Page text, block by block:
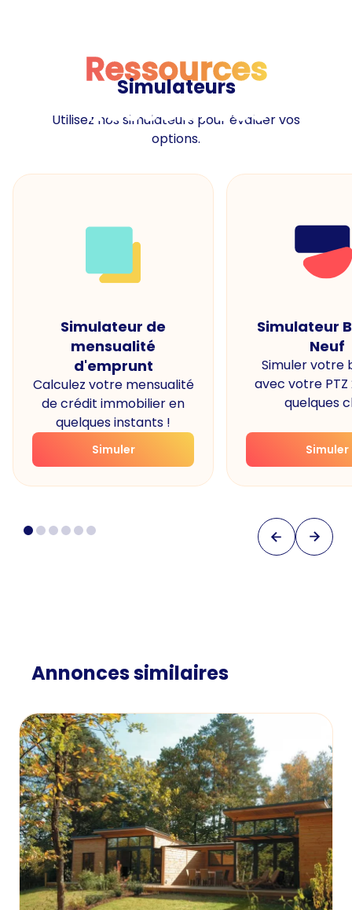
Ressources
Ressources
Simulateurs
Utilisez nos simulateurs pour évaluer vos
options.
Simulateur de
mensualité
d'emprunt
Calculez votre mensualité
de crédit immobilier en
quelques instants !
Simuler
Simulateur
Neuf
Simuler votre
avec votre PTZ
quelques
Simuler
Annonces similaires